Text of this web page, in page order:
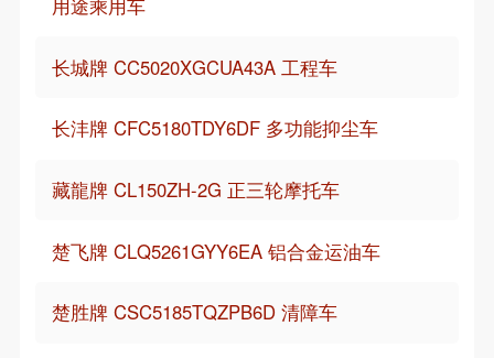
用途乘用车
长城牌 CC5020XGCUA43A 工程车
长沣牌 CFC5180TDY6DF 多功能抑尘车
藏龍牌 CL150ZH-2G 正三轮摩托车
楚飞牌 CLQ5261GYY6EA 铝合金运油车
楚胜牌 CSC5185TQZPB6D 清障车